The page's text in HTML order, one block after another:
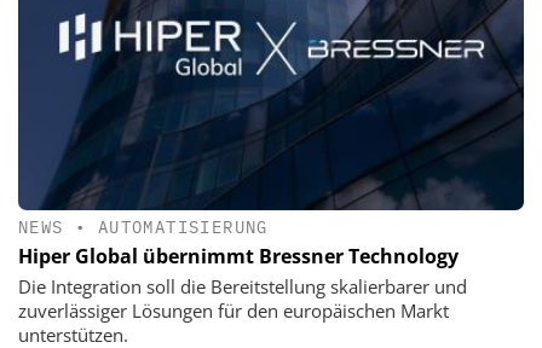
NEWS • AUTOMATISIERUNG
Hiper Global übernimmt Bressner Technology
Die Integration soll die Bereitstellung skalierbarer und
zuverlässiger Lösungen für den europäischen Markt
unterstützen.